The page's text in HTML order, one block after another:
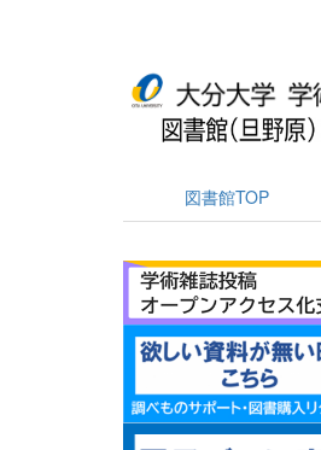
図書館TOP